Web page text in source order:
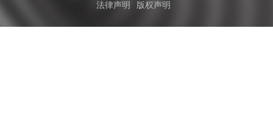
法律声明
版权声明